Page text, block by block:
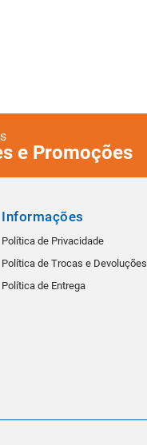
e Promoções
Informações
Política de Privacidade
Política de Trocas e Devoluções
Política de Entrega